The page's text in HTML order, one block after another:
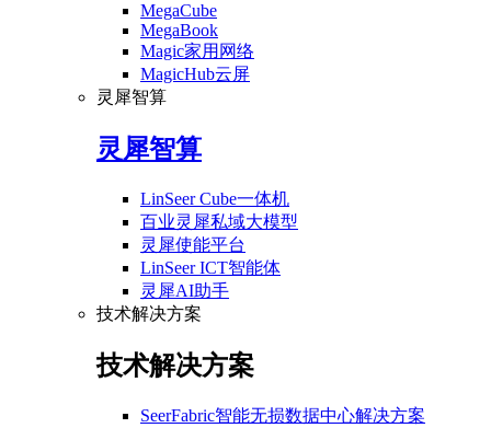
MegaCube
MegaBook
Magic家用网络
MagicHub云屏
灵犀智算
灵犀智算
LinSeer Cube一体机
百业灵犀私域大模型
灵犀使能平台
LinSeer ICT智能体
灵犀AI助手
技术解决方案
技术解决方案
SeerFabric智能无损数据中心解决方案